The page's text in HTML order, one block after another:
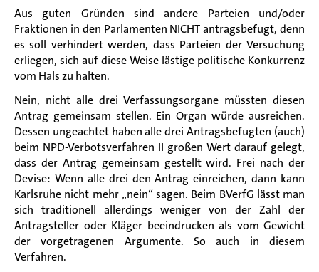
Aus guten Gründen sind andere Parteien und/oder
Fraktionen in den Parlamenten NICHT antragsbefugt, denn
es soll verhindert werden, dass Parteien der Versuchung
erliegen, sich auf diese Weise lästige politische Konkurrenz
vom Hals zu halten.
Nein, nicht alle drei Verfassungsorgane müssten diesen
Antrag gemeinsam stellen. Ein Organ würde ausreichen.
Dessen ungeachtet haben alle drei Antragsbefugten (auch)
beim NPD-Verbotsverfahren II großen Wert darauf gelegt,
dass der Antrag gemeinsam gestellt wird. Frei nach der
Devise: Wenn alle drei den Antrag einreichen, dann kann
Karlsruhe nicht mehr „nein“ sagen. Beim BVerfG lässt man
sich traditionell allerdings weniger von der Zahl der
Antragsteller oder Kläger beeindrucken als vom Gewicht
der vorgetragenen Argumente. So auch in diesem
Verfahren.